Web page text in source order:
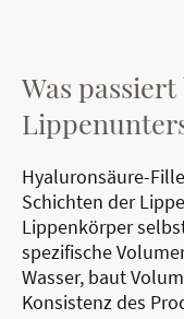
Was
Hyaluronsäure-
Schichten der
Lippenkörper
spezifische
Wasser, baut
Konsistenz des